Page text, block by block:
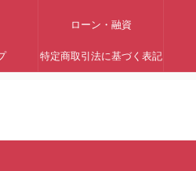
ローン・融資
特定商取引法に基づく表記